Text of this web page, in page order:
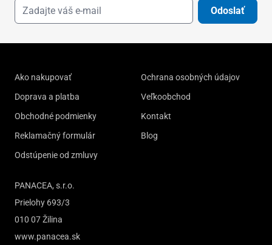
Odoslať
Ako nakupovať
Doprava a platba
Obchodné podmienky
Reklamačný formulár
Odstúpenie od zmluvy
Ochrana osobných údajov
Veľkoobchod
Kontakt
Blog
PANACEA, s.r.o.
Prielohy 693/3
010 07 Žilina
www.panacea.sk